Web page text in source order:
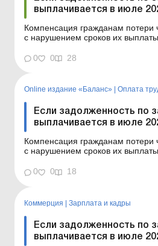
выплачивается в июле
Компенсация гражданам потери
с нарушением сроков их
календарных месяцев в
утвержденным постановлением
произведение начи...
0 0 28
Online издание «Баланс» Оплата
Если задолженность по
выплачивается в июле
Компенсация гражданам потери
с нарушением сроков их
календарных месяцев в
утвержденным постановлением
произведение начи...
0 0 18
Коммерция | Зарплата и кадры
Если задолженность по
выплачивается в июле